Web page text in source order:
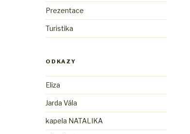
Prezentace
Turistika
ODKAZY
Eliza
Jarda Vála
kapela NATALIKA